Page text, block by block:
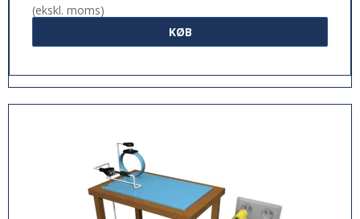
(ekskl. moms)
KØB